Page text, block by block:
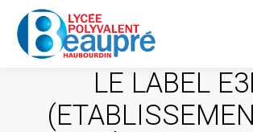
LE LABEL